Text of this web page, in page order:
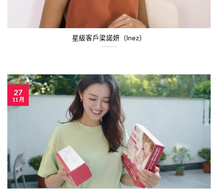
星級客戶梁諾妍（Inez）
27
11 月